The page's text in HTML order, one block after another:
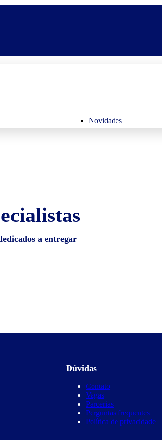
Novidades
a entregar
Dúvidas
Contato
Vagas
Parcerias
Perguntas frequentes
Política de privacidade